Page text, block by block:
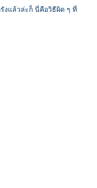
งแล้วล่ะก็ นี่คือวิธีผิด ๆ ที่